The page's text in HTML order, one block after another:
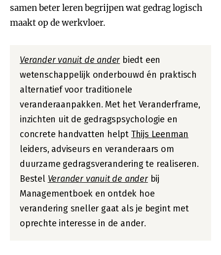
samen beter leren begrijpen wat gedrag logisch
maakt op de werkvloer.
Verander vanuit de anderbiedt een
wetenschappelijk onderbouwd én praktisch
alternatief voor traditionele
veranderaanpakken. Met het Veranderframe,
inzichten uit de gedragspsychologie en
concrete handvatten helpt Thijs Leenman
leiders, adviseurs en veranderaars om
duurzame gedragsverandering te realiseren.
Bestel Verander vanuit de anderbij
Managementboek en ontdek hoe
verandering sneller gaat als je begint met
oprechte interesse in de ander.